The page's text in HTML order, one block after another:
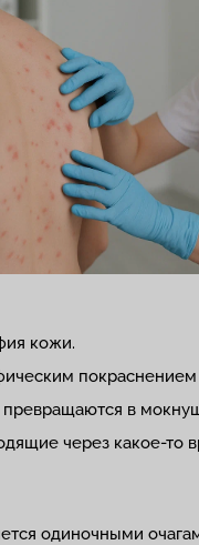
кожи.
в
через какое-то
одиночными